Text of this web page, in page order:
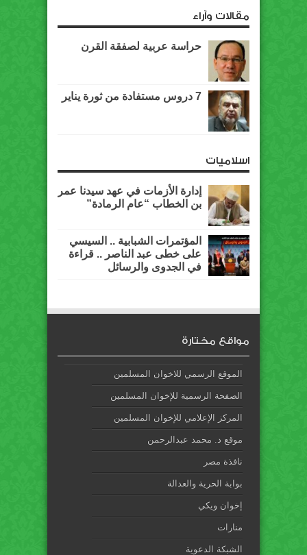
مقالات وآراء
حراسة عربية لصفقة القرن
7 دروس مستفادة من ثورة يناير
اسلاميات
إدارة الأزمات في عهد سيدنا عمر
بن الخطاب “عام الرمادة”
المؤتمرات الشبابية .. السيسي
على خطى عبد الناصر .. قراءة
في الجدوى والرسائل
مواقع مختارة
الموقع الرسمي للاخوان المسلمين
الصفحة الرسمية للإخوان المسلمين
المركز الإعلامي للإخوان المسلمين
موقع د. محمد عبدالرحمن
نافذة مصر
بوابة الحرية والعدالة
إخوان ويكي
منارات
الشبكة الدعوية